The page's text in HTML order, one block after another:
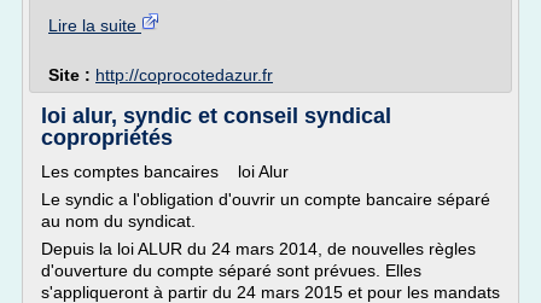
Lire la suite
Site : http://coprocotedazur.fr
loi alur, syndic et conseil syndical
copropriétés
Les comptes bancaires loi Alur
Le syndic a l'obligation d'ouvrir un compte bancaire séparé
au nom du syndicat.
Depuis la loi ALUR du 24 mars 2014, de nouvelles règles
d'ouverture du compte séparé sont prévues. Elles
s'appliqueront à partir du 24 mars 2015 et pour les mandats